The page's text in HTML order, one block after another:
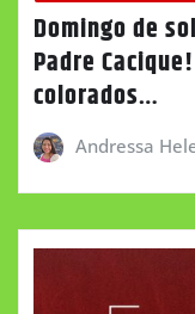
Domingo de
Padre
colorados…
Andressa